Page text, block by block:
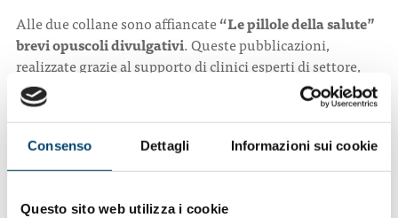
Consenso Dettagli Informazioni sui cookie
Questo sito web utilizza i cookie
Alle due collane sono affiancate“Le pillole della salute”
brevi opuscoli divulgativi. Queste pubblicazioni,
realizzate grazie al supporto di clinici esperti di settore,
hanno l’obiettivo di affrontare tematiche medico-
scientifiche di interesse sociale, tramite un linguaggio
semplice e facilmente fruibile: dal comprendere al meglio
una determinata patologia, all’importanza di una
diagnosi precoce, al riconoscimento dei sintomi fino ad